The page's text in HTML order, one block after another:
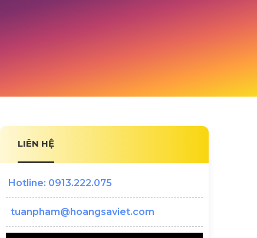
LIÊN HỆ
Hotline: 0913.222.075
tuanpham@hoangsaviet.com